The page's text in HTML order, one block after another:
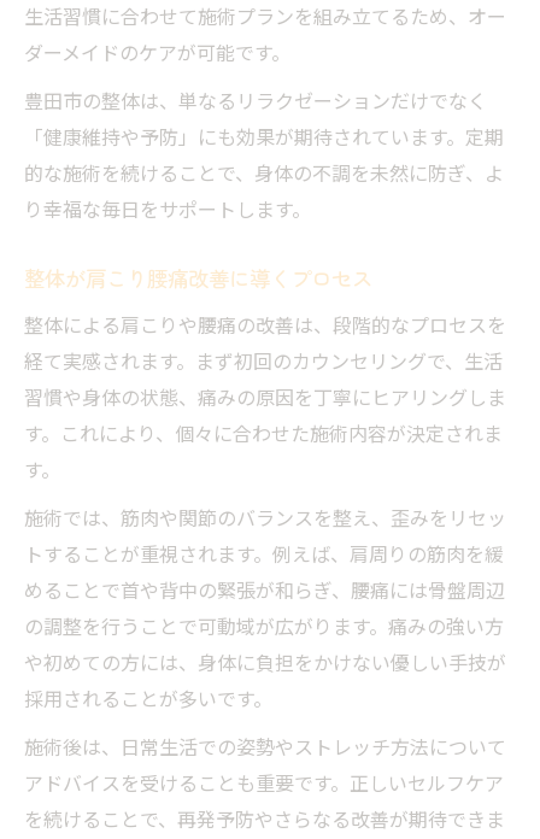
生活習慣に合わせて施術プランを組み立てるため、オー
ダーメイドのケアが可能です。
豊田市の整体は、単なるリラクゼーションだけでなく
「健康維持や予防」にも効果が期待されています。定期
的な施術を続けることで、身体の不調を未然に防ぎ、よ
り幸福な毎日をサポートします。
整体が肩こり腰痛改善に導くプロセス
整体による肩こりや腰痛の改善は、段階的なプロセスを
経て実感されます。まず初回のカウンセリングで、生活
習慣や身体の状態、痛みの原因を丁寧にヒアリングしま
す。これにより、個々に合わせた施術内容が決定されま
す。
施術では、筋肉や関節のバランスを整え、歪みをリセッ
トすることが重視されます。例えば、肩周りの筋肉を緩
めることで首や背中の緊張が和らぎ、腰痛には骨盤周辺
の調整を行うことで可動域が広がります。痛みの強い方
や初めての方には、身体に負担をかけない優しい手技が
採用されることが多いです。
施術後は、日常生活での姿勢やストレッチ方法について
アドバイスを受けることも重要です。正しいセルフケア
を続けることで、再発予防やさらなる改善が期待できま